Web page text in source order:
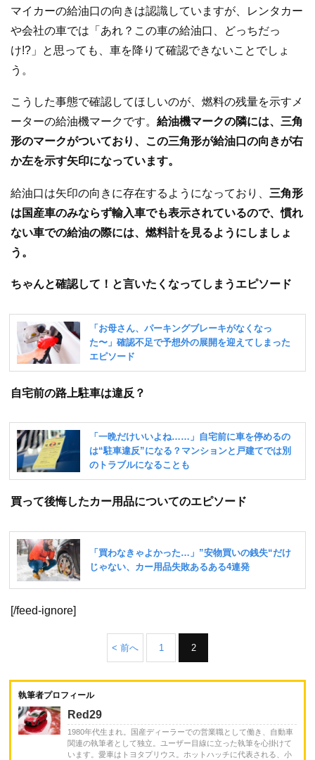
マイカーの給油口の向きは認識していますが、レンタカー
や会社の車では「あれ？この車の給油口、どっちだっ
け!?」と思っても、車を降りて確認できないことでしょ
う。
こうした事態で確認してほしいのが、燃料の残量を示すメ
ーターの給油機マークです。 給油機マークの隣には、三角
形のマークがついており、この三角形が給油口の向きが右
か左を示す矢印になっています。
給油口は矢印の向きに存在するようになっており、 三角形
は国産車のみならず輸入車でも表示されているので、慣れ
ない車での給油の際には、燃料計を見るようにしましょ
う。
ちゃんと確認して！と言いたくなってしまうエピソード
自宅前の路上駐車は違反？
買って後悔したカー用品についてのエピソード
[/feed-ignore]
< 前へ 1 2
執筆者プロフィール
Red29
1980年代生まれ。国産ディーラーでの営業職として働き、自動車
関連の執筆者として独立。ユーザー目線に立った執筆を心掛けて
います。愛車はトヨタプリウス。ホットハッチに代表される、小